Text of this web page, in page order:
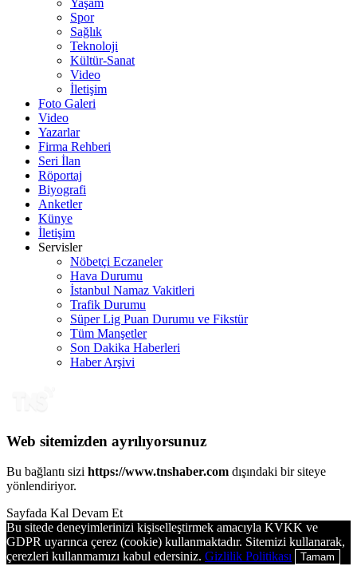
Yaşam
Spor
Sağlık
Teknoloji
Kültür-Sanat
Video
İletişim
Foto Galeri
Video
Yazarlar
Firma Rehberi
Seri İlan
Röportaj
Biyografi
Anketler
Künye
İletişim
Servisler
Nöbetçi Eczaneler
Hava Durumu
İstanbul Namaz Vakitleri
Trafik Durumu
Süper Lig Puan Durumu ve Fikstür
Tüm Manşetler
Son Dakika Haberleri
Haber Arşivi
Web sitemizden ayrılıyorsunuz
Bu bağlantı sizi https://www.tnshaber.com dışındaki bir siteye
yönlendiriyor.
Sayfada Kal Devam Et
Bu sitede deneyimlerinizi kişiselleştirmek amacıyla KVKK ve
GDPR uyarınca çerez (cookie) kullanmaktadır. Sitemizi kullanarak,
çerezleri kullanmamızı kabul edersiniz. Gizlilik Politikası Tamam